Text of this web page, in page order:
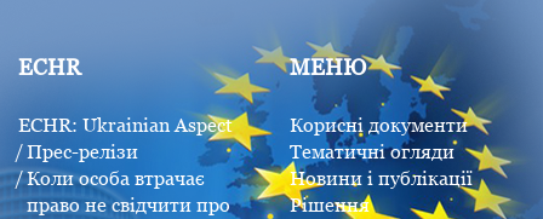
ECHR
ECHR: Ukrainian Aspect
Прес-релізи
Коли особа втрачає
право не свідчити про
МЕНЮ
Корисні документи
Тематичні огляди
Новини і публікації
Рішення